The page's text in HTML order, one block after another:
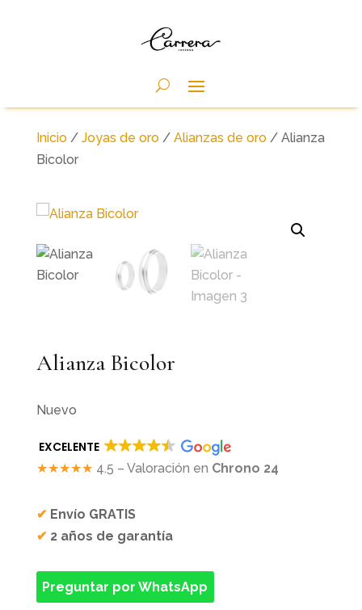
Inicio/ Joyas de oro/ Alianzas de oro/ Alianza
Bicolor
Alianza Bicolor
Nuevo
EXCELENTE
★★★★★ 4.5 – Valoración en Chrono 24
✔ Envío GRATIS
✔ 2 años de garantía
Preguntar por WhatsApp